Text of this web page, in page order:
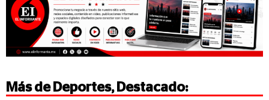
Más de Deportes, Destacado: